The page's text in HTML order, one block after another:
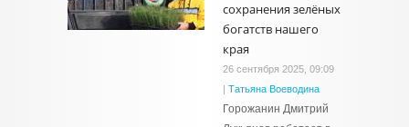
сохранения зелёных
богатств нашего
края
26 сентября 2025, 09:09
| Татьяна Воеводина
Горожанин Дмитрий